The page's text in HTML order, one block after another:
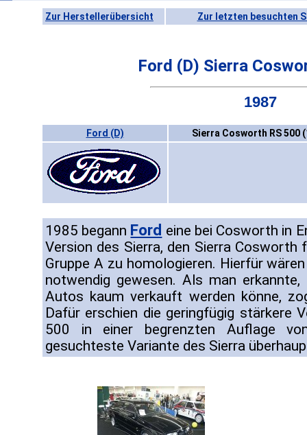
Zur Herstellerübersicht Zur letzten besuchten
Ford (D) Sierra
1987
Ford (D) Sierra Cosworth RS 500
1985 begann Ford eine bei Cosworth in
Version des Sierra, den Sierra Cosworth
Gruppe A zu homologieren. Hierfür
notwendig gewesen. Als man
Autos kaum verkauft werden könne,
Dafür erschien die geringfügig stärkere
500 in einer begrenzten Auflage
gesuchteste Variante des Sierra